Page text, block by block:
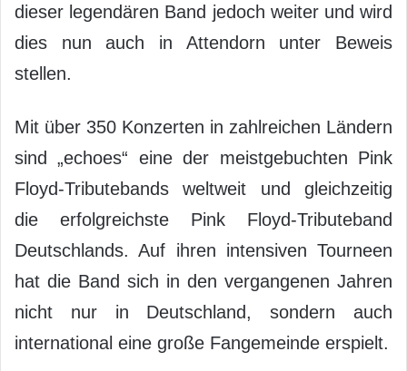
dieser legendären Band jedoch weiter und wird
dies nun auch in Attendorn unter Beweis
stellen.
Mit über 350 Konzerten in zahlreichen Ländern
sind „echoes“ eine der meistgebuchten Pink
Floyd-Tributebands weltweit und gleichzeitig
die erfolgreichste Pink Floyd-Tributeband
Deutschlands. Auf ihren intensiven Tourneen
hat die Band sich in den vergangenen Jahren
nicht nur in Deutschland, sondern auch
international eine große Fangemeinde erspielt.